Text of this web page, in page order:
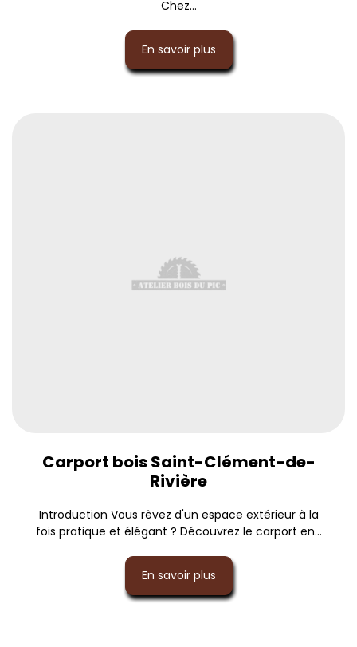
Chez...
En savoir plus
Carport bois Saint-Clément-de-
Rivière
Introduction Vous rêvez d'un espace extérieur à la
fois pratique et élégant ? Découvrez le carport en...
En savoir plus